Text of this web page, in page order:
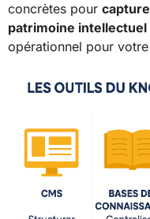
concrètes pour
patrimoine intellectuel
opérationnel pour